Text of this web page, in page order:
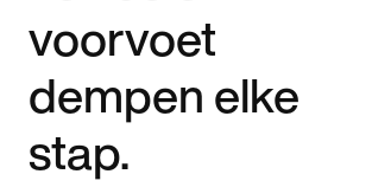
voorvoet
dempen elke
stap.